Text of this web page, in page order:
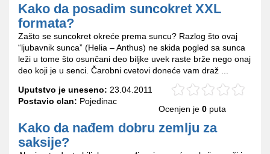
Kako da posadim suncokret XXL
formata?
Zašto se suncokret okreće prema suncu? Razlog što ovaj
“ljubavnik sunca” (Helia – Anthus) ne skida pogled sa sunca
leži u tome što osunčani deo biljke uvek raste brže nego onaj
deo koji je u senci. Čarobni cvetovi doneće vam draž ...
Uputstvo je uneseno: 23.04.2011
Postavio clan: Pojedinac
Ocenjen je 0 puta
Kako da nađem dobru zemlju za
saksije?